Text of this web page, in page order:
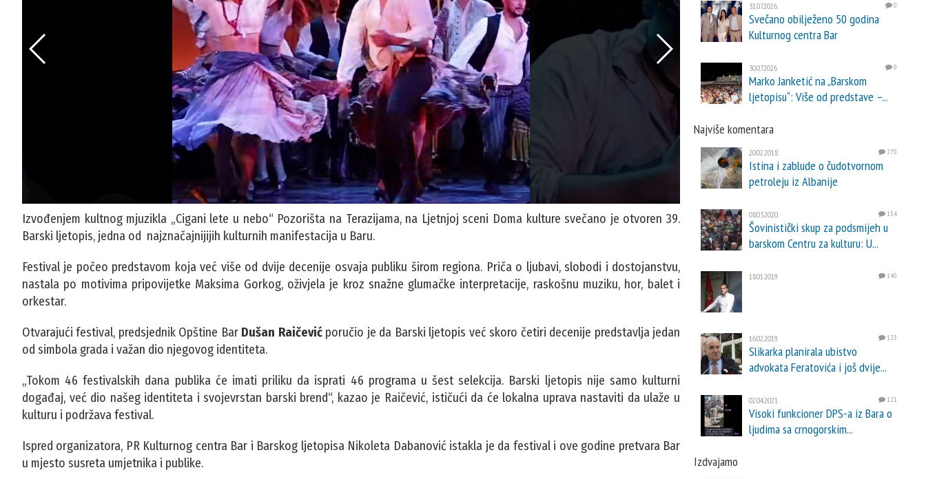
Izvođenjem kultnog mjuzikla „Cigani lete u nebo“ Pozorišta na Terazijama, na Ljetnjoj sceni Doma kulture svečano je otvoren 39.
Barski ljetopis, jedna od najznačajnijijih kulturnih manifestacija u Baru.
Festival je počeo predstavom koja već više od dvije decenije osvaja publiku širom regiona. Priča o ljubavi, slobodi i dostojanstvu,
nastala po motivima pripovijetke Maksima Gorkog, oživjela je kroz snažne glumačke interpretacije, raskošnu muziku, hor, balet i
orkestar.
Otvarajući festival, predsjednik Opštine Bar Dušan Raičevićporučio je da Barski ljetopis već skoro četiri decenije predstavlja jedan
od simbola grada i važan dio njegovog identiteta.
„Tokom 46 festivalskih dana publika će imati priliku da isprati 46 programa u šest selekcija. Barski ljetopis nije samo kulturni
događaj, već dio našeg identiteta i svojevrstan barski brend“, kazao je Raičević, ističući da će lokalna uprava nastaviti da ulaže u
kulturu i podržava festival.
Ispred organizatora, PR Kulturnog centra Bar i Barskog ljetopisa Nikoleta Dabanović istakla je da festival i ove godine pretvara Bar
u mjesto susreta umjetnika i publike.
31.07.2026. 0
Svečano obilježeno 50 godina
Kulturnog centra Bar
30.07.2026. 0
Marko Janketić na „Barskom
ljetopisu“: Više od predstave –...
Najviše komentara
20.02.2018. 270
Istina i zablude o čudotvornom
petroleju iz Albanije
08.03.2020. 154
Šovinistički skup za podsmijeh u
barskom Centru za kulturu: U...
18.01.2019. 140
16.02.2019. 123
Slikarka planirala ubistvo
advokata Feratovića i još dvije...
02.04.2021. 121
Visoki funkcioner DPS-a iz Bara o
ljudima sa crnogorskim...
Izdvajamo